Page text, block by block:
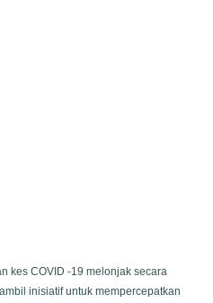
kes COVID -19 melonjak secara
inisiatif untuk mempercepatkan